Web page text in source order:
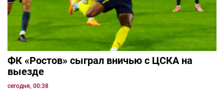
ФК «Ростов» сыграл вничью с ЦСКА на
выезде
сегодня, 00:38